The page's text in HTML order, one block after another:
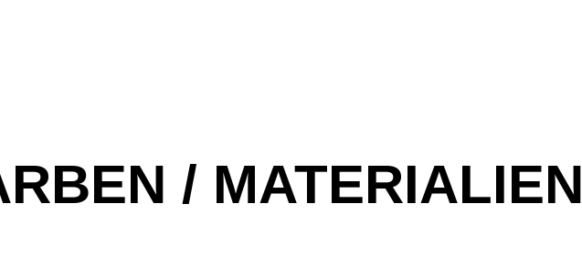
/ MATERIALIEN